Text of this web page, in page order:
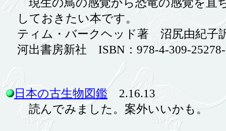
現生の鳥の感覚から恐竜の感覚を直ち
しておきたい本です。
ティム・バークヘッド著 沼尻由紀子
河出書房新社 ISBN：978-4-309-
日本の古生物図鑑 2.16.13
読んでみました。案外いいかも。